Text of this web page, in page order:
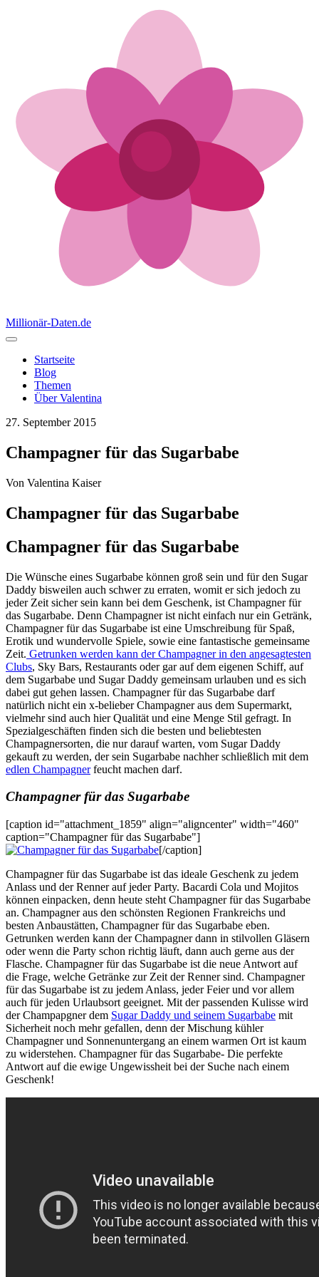
Millionär-Daten.de
Startseite
Blog
Themen
Über Valentina
27. September 2015
Champagner für das Sugarbabe
Von Valentina Kaiser
Champagner für das Sugarbabe
Champagner für das Sugarbabe
Die Wünsche eines Sugarbabe können groß sein und für den Sugar
Daddy bisweilen auch schwer zu erraten, womit er sich jedoch zu
jeder Zeit sicher sein kann bei dem Geschenk, ist Champagner für
das Sugarbabe. Denn Champagner ist nicht einfach nur ein Getränk,
Champagner für das Sugarbabe ist eine Umschreibung für Spaß,
Erotik und wundervolle Spiele, sowie eine fantastische gemeinsame
Zeit. Getrunken werden kann der Champagner in den angesagtesten
Clubs, Sky Bars, Restaurants oder gar auf dem eigenen Schiff, auf
dem Sugarbabe und Sugar Daddy gemeinsam urlauben und es sich
dabei gut gehen lassen. Champagner für das Sugarbabe darf
natürlich nicht ein x-belieber Champagner aus dem Supermarkt,
vielmehr sind auch hier Qualität und eine Menge Stil gefragt. In
Spezialgeschäften finden sich die besten und beliebtesten
Champagnersorten, die nur darauf warten, vom Sugar Daddy
gekauft zu werden, der sein Sugarbabe nachher schließlich mit dem
edlen Champagnerfeucht machen darf.
Champagner für das Sugarbabe
[caption id="attachment_1859" align="aligncenter" width="460"
caption="Champagner für das Sugarbabe"]
[/caption]
Champagner für das Sugarbabe ist das ideale Geschenk zu jedem
Anlass und der Renner auf jeder Party. Bacardi Cola und Mojitos
können einpacken, denn heute steht Champagner für das Sugarbabe
an. Champagner aus den schönsten Regionen Frankreichs und
besten Anbaustätten, Champagner für das Sugarbabe eben.
Getrunken werden kann der Champagner dann in stilvollen Gläsern
oder wenn die Party schon richtig läuft, dann auch gerne aus der
Flasche. Champagner für das Sugarbabe ist die neue Antwort auf
die Frage, welche Getränke zur Zeit der Renner sind. Champagner
für das Sugarbabe ist zu jedem Anlass, jeder Feier und vor allem
auch für jeden Urlaubsort geeignet. Mit der passenden Kulisse wird
der Champapgner dem Sugar Daddy und seinem Sugarbabe mit
Sicherheit noch mehr gefallen, denn der Mischung kühler
Champagner und Sonnenuntergang an einem warmen Ort ist kaum
zu widerstehen. Champagner für das Sugarbabe- Die perfekte
Antwort auf die ewige Ungewissheit bei der Suche nach einem
Geschenk!